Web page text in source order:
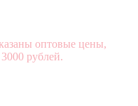
оптовые цены,
рублей.